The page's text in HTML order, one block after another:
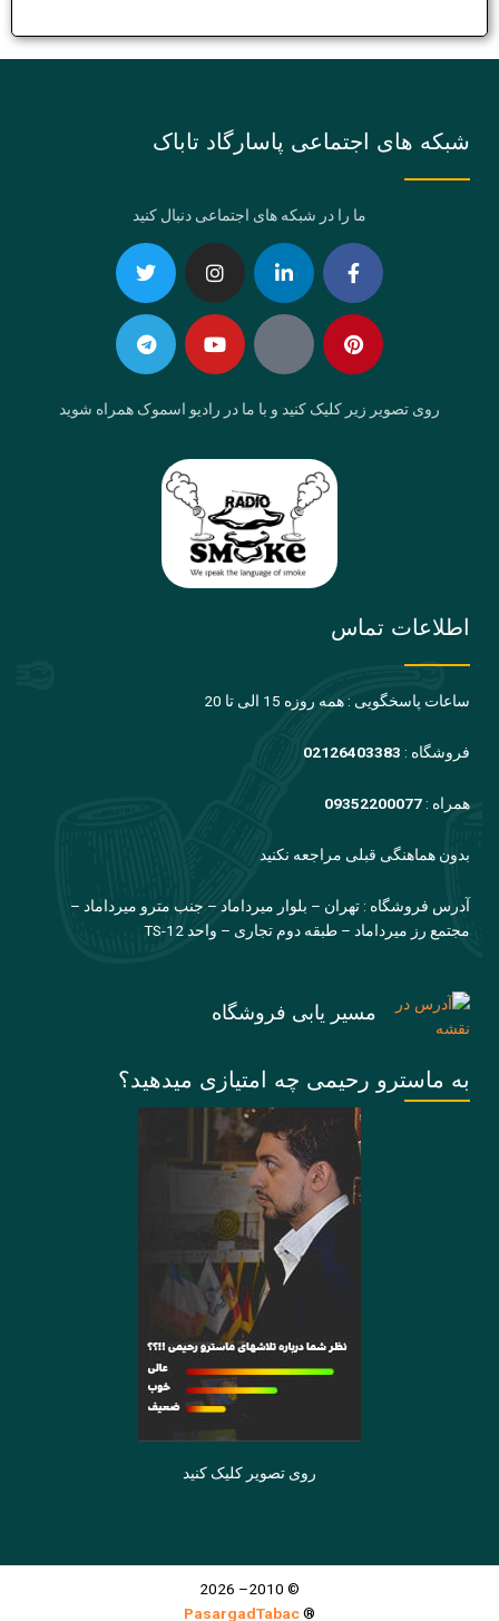
شبکه های اجتماعی پاسارگاد تاباک
ما را در شبکه های اجتماعی دنبال کنید
Facebook-
f
Linkedin-
in
Instagram
Twitter Pinterest
Eaparat
Youtube
Telegram
روی تصویر زیر کلیک کنید و با ما در رادیو اسموک همراه شوید
اطلاعات تماس
ساعات پاسخگویی : همه روزه 15 الی تا 20
فروشگاه : 02126403383
همراه : 09352200077
بدون هماهنگی قبلی مراجعه نکنید
آدرس فروشگاه : تهران – بلوار میرداماد – جنب مترو میرداماد –
مجتمع رز میرداماد – طبقه دوم تجاری – واحد TS-12
مسیر یابی فروشگاه
به ماسترو رحیمی چه امتیازی میدهید؟
روی تصویر کلیک کنید
© 2010– 2026
®
PasargadTabac